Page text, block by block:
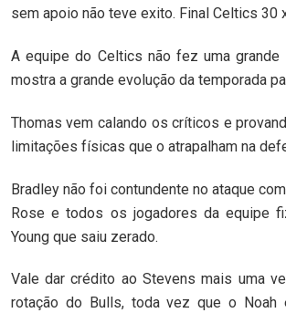
sem apoio não teve exito. Final Celtics 30
A equipe do Celtics não fez uma grande
mostra a grande evolução da temporada
Thomas vem calando os críticos e
limitações físicas que o atrapalham na
Bradley não foi contundente no ataque
Rose e todos os jogadores da equipe
Young que saiu zerado.
Vale dar crédito ao Stevens mais uma
rotação do Bulls, toda vez que o Noah